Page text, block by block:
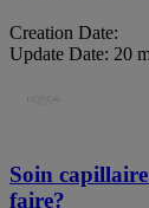
Creation Date:
Update Date: 20
Soin
faire?